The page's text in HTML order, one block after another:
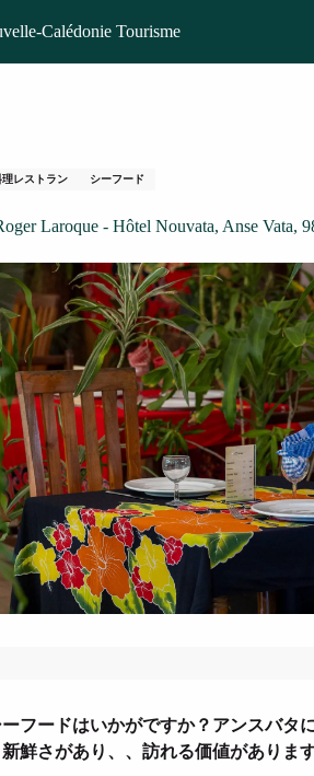
Calédonie Tourisme
理レストラン シーフード
Laroque - Hôtel Nouvata, Anse Vata,
フードはいかがですか？アンスバタ
鮮さがあり、、訪れる価値がありま